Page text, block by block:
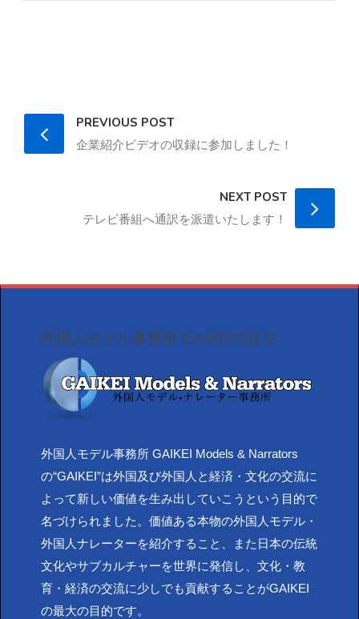
PREVIOUS POST
企業紹介ビデオの収録に参加しました！
NEXT POST
テレビ番組へ通訳を派遣いたします！
外国人モデル事務所 GAIKEIの設立
外国人モデル事務所 GAIKEI Models & Narrators
の“GAIKEI”は外国及び外国人と経済・文化の交流に
よって新しい価値を生み出していこうという目的で
名づけられました。価値ある本物の外国人モデル・
外国人ナレーターを紹介すること、また日本の伝統
文化やサブカルチャーを世界に発信し、文化・教
育・経済の交流に少しでも貢献することがGAIKEI
の最大の目的です。